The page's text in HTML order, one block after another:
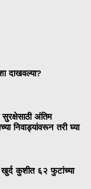
दाखवल्या?
सुरक्षेसाठी अंतिम
निवाड्यांवरून तरी घ्या
कुशीत ६२ फुटांच्या